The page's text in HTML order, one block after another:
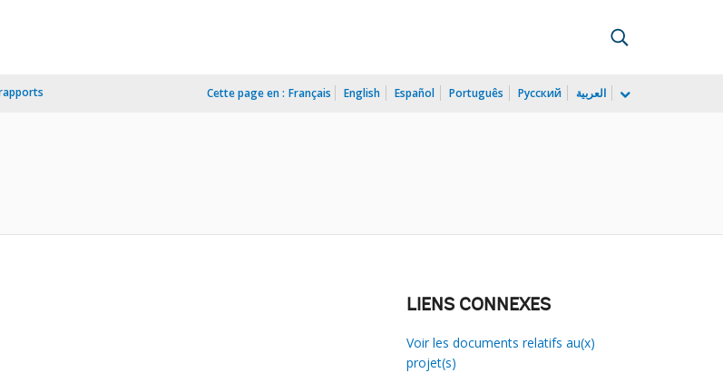
Cette page en : Français English Español Português Русский العربية
LIENS CONNEXES
Voir les documents relatifs au(x)
projet(s)